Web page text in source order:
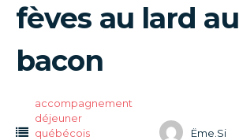
fèves au lard au
bacon
accompagnement
déjeuner
québécois
Ëme.Si